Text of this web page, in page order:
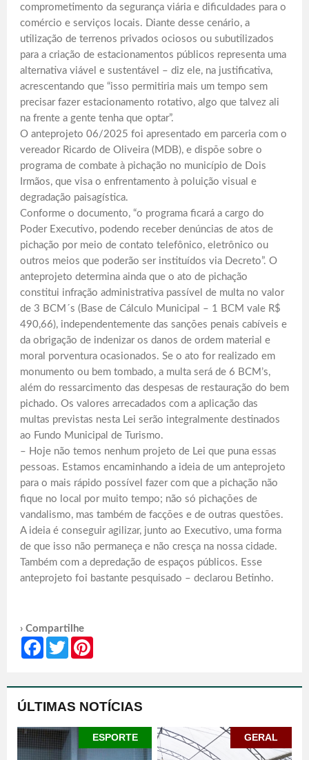
comprometimento da segurança viária e dificuldades para o
comércio e serviços locais. Diante desse cenário, a
utilização de terrenos privados ociosos ou subutilizados
para a criação de estacionamentos públicos representa uma
alternativa viável e sustentável – diz ele, na justificativa,
acrescentando que “isso permitiria mais um tempo sem
precisar fazer estacionamento rotativo, algo que talvez ali
na frente a gente tenha que optar”.
O anteprojeto 06/2025 foi apresentado em parceria com o
vereador Ricardo de Oliveira (MDB), e dispõe sobre o
programa de combate à pichação no município de Dois
Irmãos, que visa o enfrentamento à poluição visual e
degradação paisagística.
Conforme o documento, “o programa ficará a cargo do
Poder Executivo, podendo receber denúncias de atos de
pichação por meio de contato telefônico, eletrônico ou
outros meios que poderão ser instituídos via Decreto”. O
anteprojeto determina ainda que o ato de pichação
constitui infração administrativa passível de multa no valor
de 3 BCM´s (Base de Cálculo Municipal – 1 BCM vale R$
490,66), independentemente das sanções penais cabíveis e
da obrigação de indenizar os danos de ordem material e
moral porventura ocasionados. Se o ato for realizado em
monumento ou bem tombado, a multa será de 6 BCM’s,
além do ressarcimento das despesas de restauração do bem
pichado. Os valores arrecadados com a aplicação das
multas previstas nesta Lei serão integralmente destinados
ao Fundo Municipal de Turismo.
– Hoje não temos nenhum projeto de Lei que puna essas
pessoas. Estamos encaminhando a ideia de um anteprojeto
para o mais rápido possível fazer com que a pichação não
fique no local por muito tempo; não só pichações de
vandalismo, mas também de facções e de outras questões.
A ideia é conseguir agilizar, junto ao Executivo, uma forma
de que isso não permaneça e não cresça na nossa cidade.
Também com a depredação de espaços públicos. Esse
anteprojeto foi bastante pesquisado – declarou Betinho.
› Compartilhe
Facebook
Twitter
ÚLTIMAS NOTÍCIAS
ESPORTE GERAL